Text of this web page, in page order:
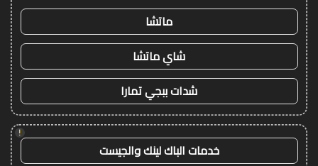
ماتشا
شاي ماتشا
شدات ببجي تمارا
!
خدمات الباك لينك والجيست